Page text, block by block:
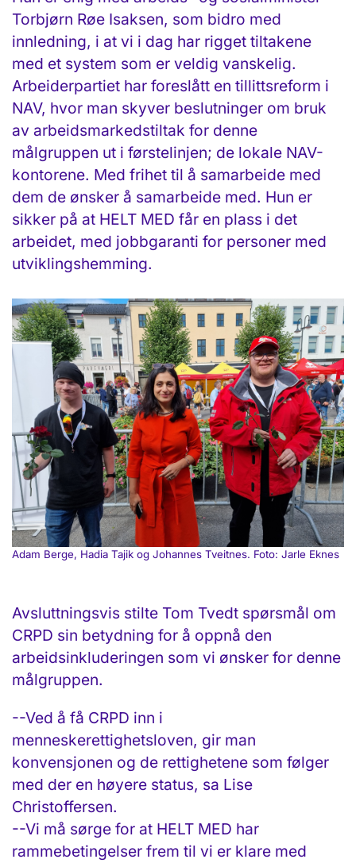
Torbjørn Røe Isaksen, som bidro med
innledning, i at vi i dag har rigget tiltakene
med et system som er veldig vanskelig.
Arbeiderpartiet har foreslått en tillittsreform i
NAV, hvor man skyver beslutninger om bruk
av arbeidsmarkedstiltak for denne
målgruppen ut i førstelinjen; de lokale NAV-
kontorene. Med frihet til å samarbeide med
dem de ønsker å samarbeide med. Hun er
sikker på at HELT MED får en plass i det
arbeidet, med jobbgaranti for personer med
utviklingshemming.
Adam Berge, Hadia Tajik og Johannes Tveitnes. Foto: Jarle Eknes
Avsluttningsvis stilte Tom Tvedt spørsmål om
CRPD sin betydning for å oppnå den
arbeidsinkluderingen som vi ønsker for denne
målgruppen.
--Ved å få CRPD inn i
menneskerettighetsloven, gir man
konvensjonen og de rettighetene som følger
med der en høyere status, sa Lise
Christoffersen.
--Vi må sørge for at HELT MED har
rammebetingelser frem til vi er klare med